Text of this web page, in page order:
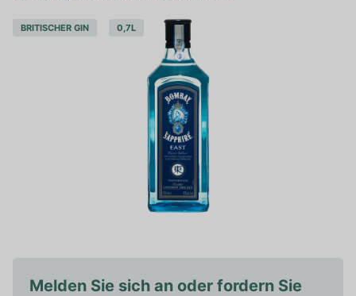
BRITISCHER GIN 0,7L
Melden Sie sich an oder fordern Sie